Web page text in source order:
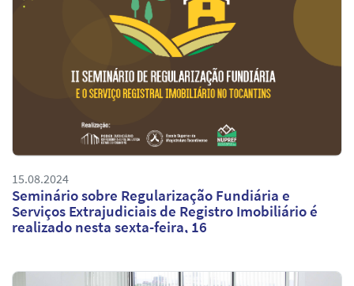
15.08.2024
Seminário sobre Regularização Fundiária e
Serviços Extrajudiciais de Registro Imobiliário é
realizado nesta sexta-feira, 16